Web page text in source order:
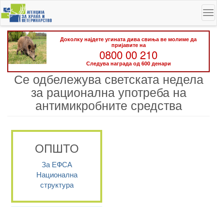
Skip
to
main
content
Доколку најдете угината дива свиња ве молиме да
пријавите на
0800 00 210
Следува награда од 600 денари
Се одбележува светската недела
за рационална употреба на
антимикробните средства
ОПШТО
За ЕФСА
Национална
структура